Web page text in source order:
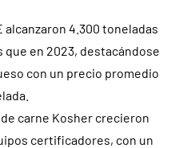
alcanzaron 4.300 toneladas
que en 2023, destacándose
con un precio promedio
carne Kosher crecieron
certificadores, con un